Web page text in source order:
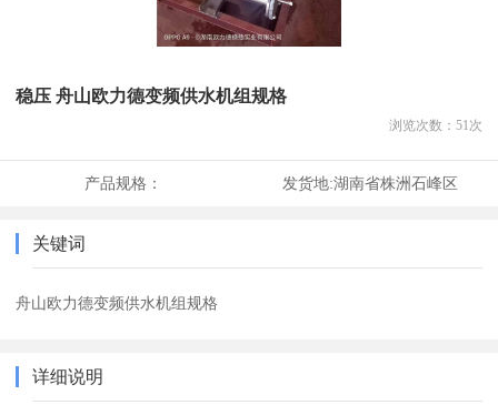
稳压 舟山欧力德变频供水机组规格
浏览次数： 51次
产品规格： 发货地:湖南省株洲石峰区
关键词
舟山欧力德变频供水机组规格
详细说明